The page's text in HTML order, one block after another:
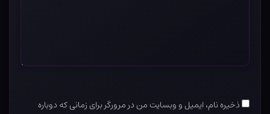
ذخیره نام، ایمیل و وبسایت من در مرورگر برای زمانی که دوباره